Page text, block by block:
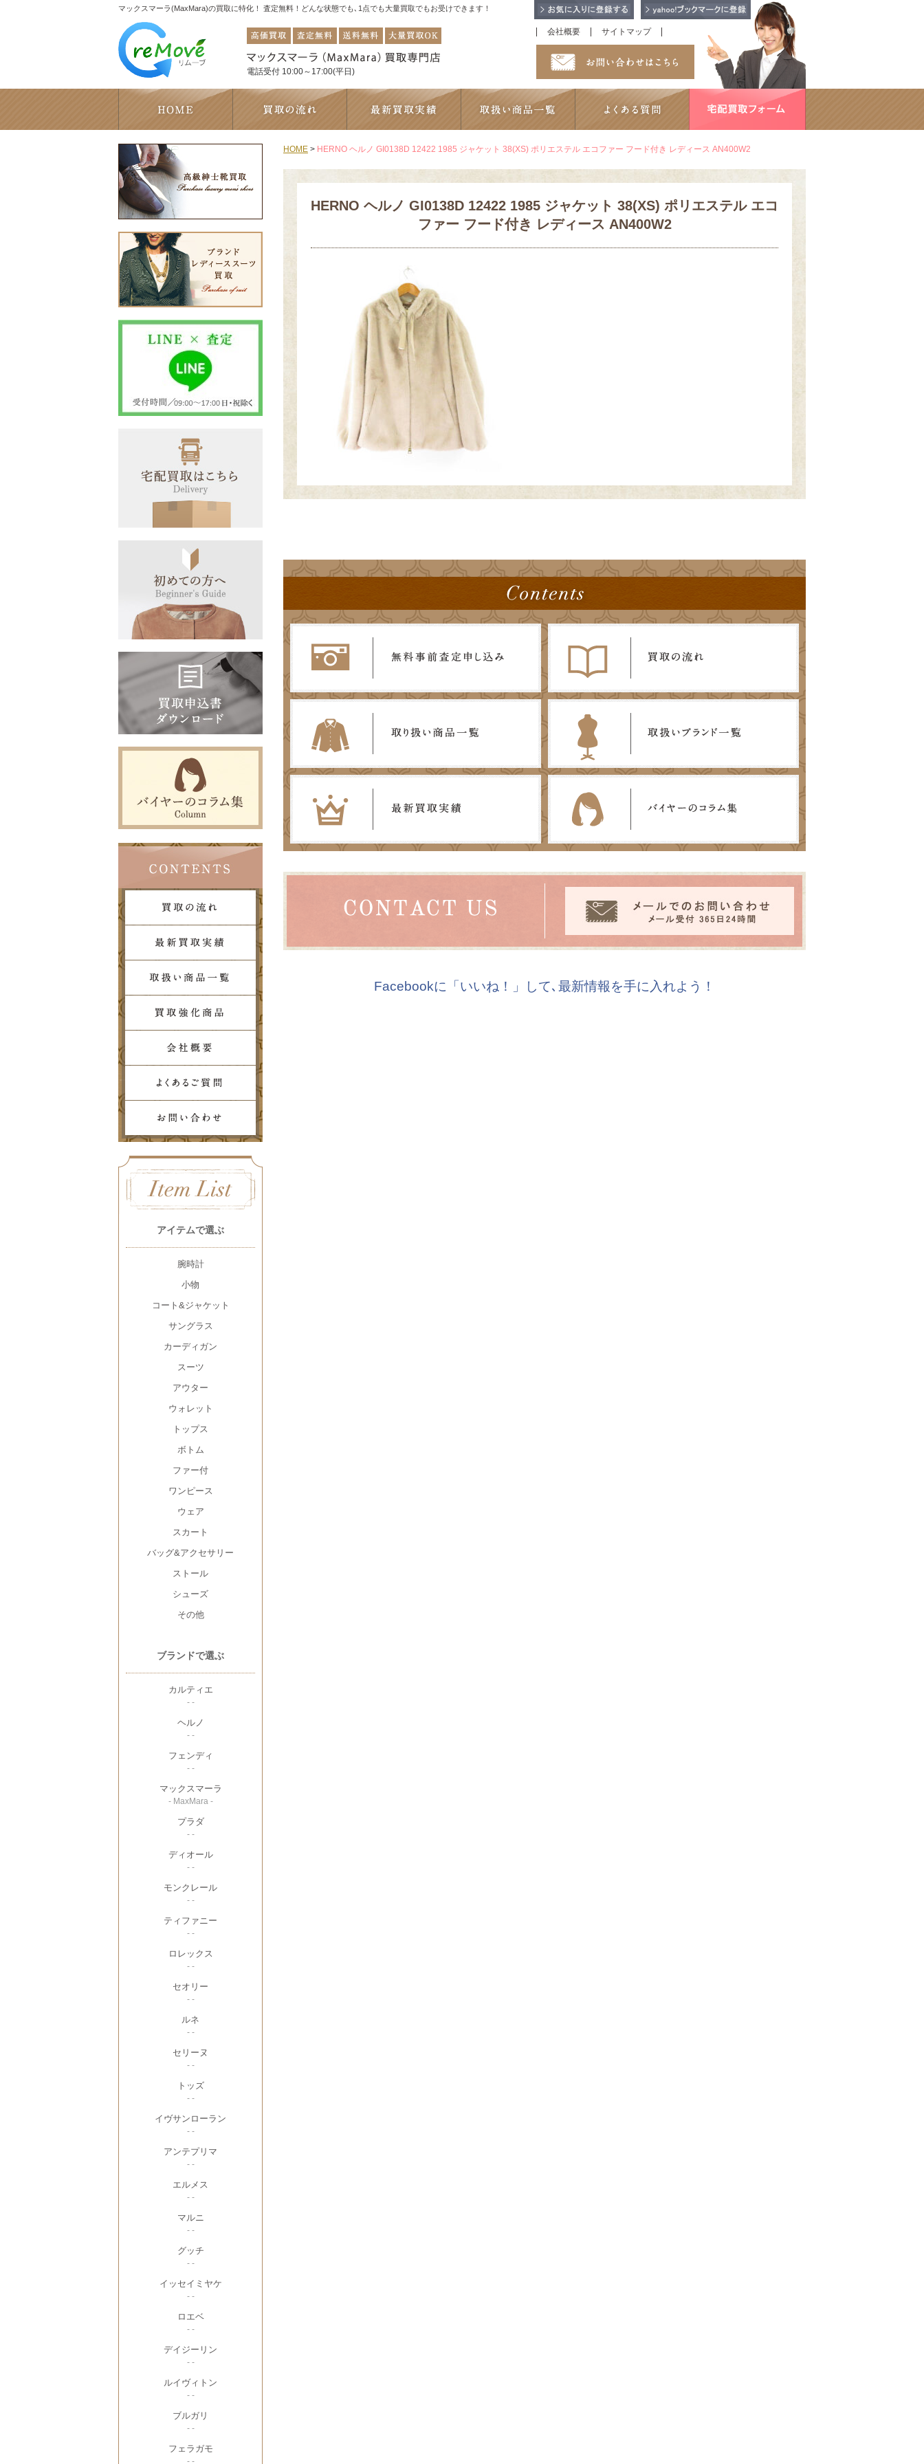
マックスマーラ(MaxMara)の買取に特化！ 査定無料！どんな状態でも､1点でも大量買取でもお受けできます！
電話受付 10:00～17:00(平日)
会社概要 サイトマップ
HOME > HERNO ヘルノ GI0138D 12422 1985 ジャケット 38(XS) ポリエステル エコファー フード付き レディース AN400W2
HERNO ヘルノ GI0138D 12422 1985 ジャケット 38(XS) ポリエステル エコ
ファー フード付き レディース AN400W2
Facebookに「いいね！」して､最新情報を手に入れよう！
アイテムで選ぶ
腕時計
小物
コート&ジャケット
サングラス
カーディガン
スーツ
アウター
ウォレット
トップス
ボトム
ファー付
ワンピース
ウェア
スカート
バッグ&アクセサリー
ストール
シューズ
その他
ブランドで選ぶ
カルティエ
- -
ヘルノ
- -
フェンディ
- -
マックスマーラ
- MaxMara -
プラダ
- -
ディオール
- -
モンクレール
- -
ティファニー
- -
ロレックス
- -
セオリー
- -
ルネ
- -
セリーヌ
- -
トッズ
- -
イヴサンローラン
- -
アンテプリマ
- -
エルメス
- -
マルニ
- -
グッチ
- -
イッセイミヤケ
- -
ロエベ
- -
デイジーリン
- -
ルイヴィトン
- -
ブルガリ
- -
フェラガモ
- -